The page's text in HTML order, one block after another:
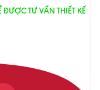
TƯ VẤN THIẾT KẾ